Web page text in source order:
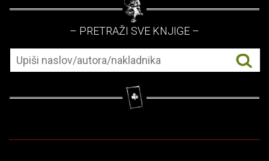
– PRETRAŽI SVE KNJIGE –